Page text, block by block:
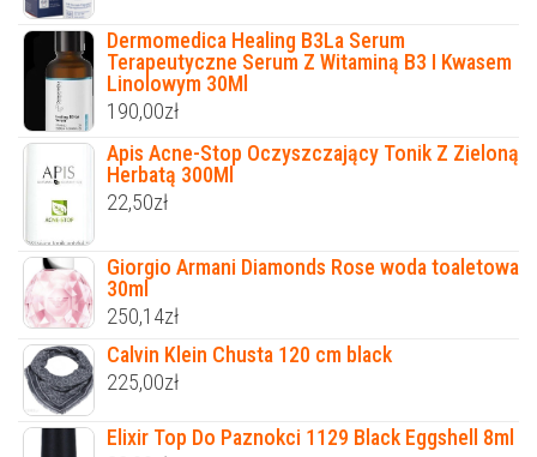
Dermomedica Healing B3La Serum
Terapeutyczne Serum Z Witaminą B3 I Kwasem
Linolowym 30Ml
190,00zł
Apis Acne-Stop Oczyszczający Tonik Z Zieloną
Herbatą 300Ml
22,50zł
Giorgio Armani Diamonds Rose woda toaletowa
30ml
250,14zł
Calvin Klein Chusta 120 cm black
225,00zł
Elixir Top Do Paznokci 1129 Black Eggshell 8ml